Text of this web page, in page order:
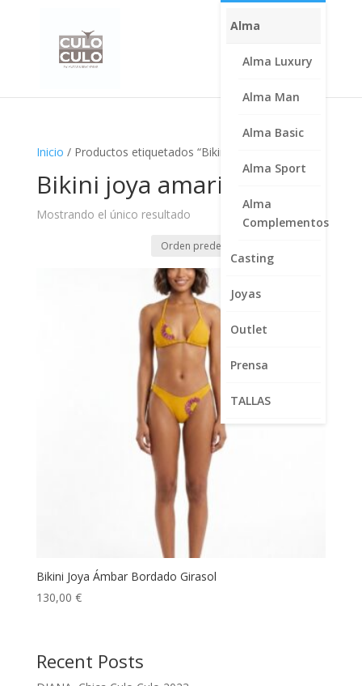
Alma
Alma Luxury
Alma Man
Alma Basic
Alma Sport
Alma
Complementos
Casting
Joyas
Outlet
Prensa
TALLAS
Inicio / Productos etiquetados “Bikini joya amarillo”
Bikini joya amarillo
Mostrando el único resultado
Bikini Joya Ámbar Bordado Girasol
130,00 €
Recent Posts